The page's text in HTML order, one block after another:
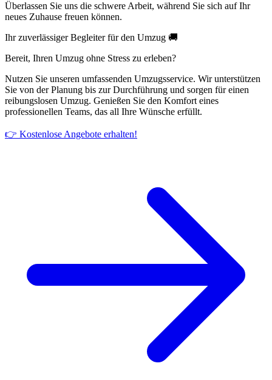
Überlassen Sie uns die schwere Arbeit, während Sie sich auf Ihr
neues Zuhause freuen können.
Ihr zuverlässiger Begleiter für den Umzug 🚚
Bereit, Ihren Umzug ohne Stress zu erleben?
Nutzen Sie unseren umfassenden Umzugsservice. Wir unterstützen
Sie von der Planung bis zur Durchführung und sorgen für einen
reibungslosen Umzug. Genießen Sie den Komfort eines
professionellen Teams, das all Ihre Wünsche erfüllt.
👉 Kostenlose Angebote erhalten!